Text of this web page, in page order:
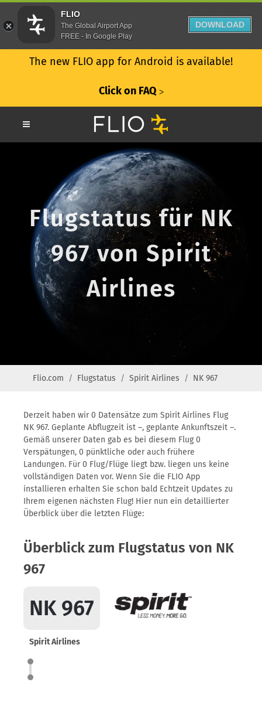
The new FLIO app for Android is available!
Click on FAQ ᐳ
Flugstatus für NK
967 von Spirit
Airlines
Flio.com Flugstatus Spirit Airlines NK 967
Derzeit haben wir 0 Datensätze zum Spirit Airlines Flug
NK 967. Geplante Abflugzeit ist –, geplante Ankunftszeit –.
Gemäß unserer Daten gab es bei diesem Flug 0
Verspätungen, 0 pünktliche oder auch frühere
Landungen. Für 0 Flug/Flüge liegt bzw. liegen uns keine
vollständigen Daten vor. Wenn Sie die FLIO App
installieren erhalten Sie schon bald Echtzeit Updates zu
Ihrem eigenen nächsten Flug! Hier nun ein detaillierter
Überblick über die letzten Flüge:
Überblick zum Flugstatus von NK
967
NK 967
Spirit Airlines
FLIO
The Global Airport App
FREE - In Google Play
DOWNLOAD